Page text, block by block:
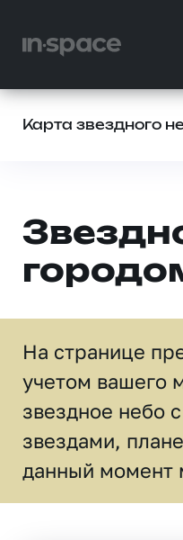
Карта звездного
На странице
учетом вашего
звездное небо
звездами,
данный момент